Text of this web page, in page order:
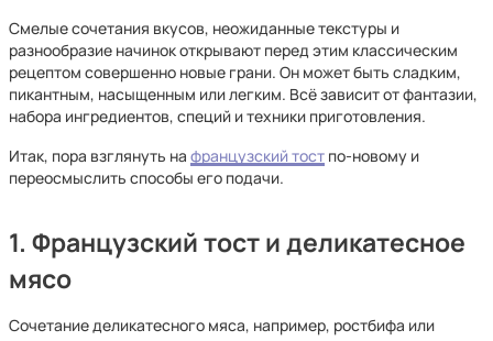
Смелые сочетания вкусов, неожиданные текстуры и
разнообразие начинок открывают перед этим классическим
рецептом совершенно новые грани. Он может быть сладким,
пикантным, насыщенным или легким. Всё зависит от фантазии,
набора ингредиентов, специй и техники приготовления.
Итак, пора взглянуть на французский тост по-новому и
переосмыслить способы его подачи.
1. Французский тостиделикатесное
мясо
Сочетание деликатесного мяса, например, ростбифа или